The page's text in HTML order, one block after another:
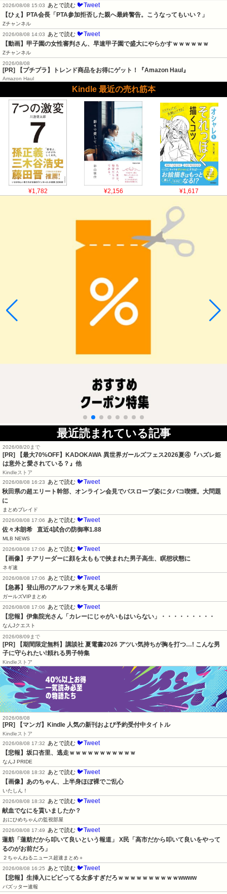
2026/08/08 15:03
あとで読む 🐦Tweet
【ひぇ】PTA会長「PTA参加拒否した親へ最終警告。こうなってもいい？」
Zチャンネル
2026/08/08 14:03
あとで読む 🐦Tweet
【動画】甲子園の女性審判さん、早速甲子園で盛大にやらかすｗｗｗｗｗｗ
Zチャンネル
2026/08/08
[PR] 【プチプラ】トレンド商品をお得にゲット！『Amazon Haul』
Amazon Haul
Kindle 最近の売れ筋本
¥1,782 ¥2,156 ¥1,617
最近読まれている記事
2026/08/20まで
[PR] 【最大70%OFF】KADOKAWA 異世界ガールズフェス2026夏④『ハズレ姫
は意外と愛されている？』他
Kindleストア
2026/08/08 16:23
あとで読む 🐦Tweet
秋田県の超エリート幹部、オンライン会見でバスローブ姿にタバコ喫煙。大問題
に
まとめブレイド
2026/08/08 17:06
あとで読む 🐦Tweet
佐々木朗希   直近4試合の防御率1.88
MLB NEWS
2026/08/08 17:06
あとで読む 🐦Tweet
【画像】チアリーダーに顔を太ももで挟まれた男子高生、瞑想状態に
ネギ速
2026/08/08 17:06
あとで読む 🐦Tweet
【急募】登山用のアルファ米を買える場所
ガールズVIPまとめ
2026/08/08 17:06
あとで読む 🐦Tweet
【悲報】伊集院光さん「カレーにじゃがいもはいらない」・・・・・・・・・
なんJクエスト
2026/08/09まで
[PR] 【期間限定無料】講談社 夏電書2026 アツい気持ちが胸を打つ…! こんな男
子に守られたい!頼れる男子特集
Kindleストア
2026/08/08
[PR] 【マンガ】Kindle 人気の新刊および予約受付中タイトル
Kindleストア
2026/08/08 17:32
あとで読む 🐦Tweet
【悲報】坂口杏里、逃走ｗｗｗｗｗｗｗｗｗｗｗ
なんJ PRIDE
2026/08/08 18:32
あとで読む 🐦Tweet
【画像】あのちゃん、上半身ほぼ裸でご乱心
いたしん！
2026/08/08 18:32
あとで読む 🐦Tweet
献血でなにを貰いましたか？
おにひめちゃんの監視部屋
2026/08/08 17:49
あとで読む 🐦Tweet
蓮舫「蓮舫だから叩いて良いという報道」 X民「高市だから叩いて良いをやって
るのがお前だろ」
２ちゃんねるニュース超速まとめ＋
2026/08/08 16:25
あとで読む 🐦Tweet
【悲報】生挿入にビビってる女多すぎだろｗｗｗｗｗｗｗｗｗｗwwww
バズッター速報